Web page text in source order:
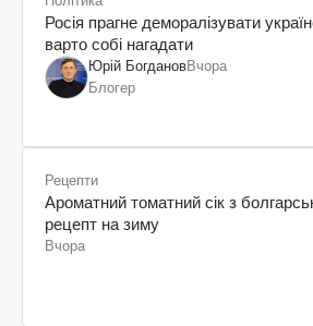
Росія прагне деморалізувати
варто собі нагадати
Юрій БогдановВчора
Блогер
Рецепти
Ароматний томатний сік з
рецепт на зиму
Вчора